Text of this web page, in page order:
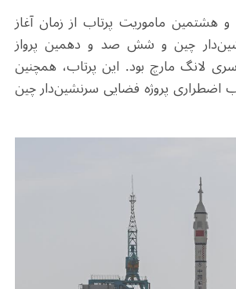
هشتمین ماموریت پرتاب از زمان آغاز
چین و شش صد و دهمین پرواز
لانگ مارچ بود. این پرتاب، همچنین
اضطراری پروژه فضایی سرنشین‌دار چین